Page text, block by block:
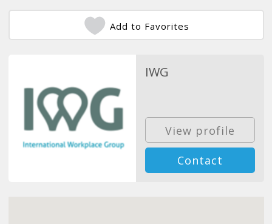
Add to Favorites
IWG
View profile
Contact